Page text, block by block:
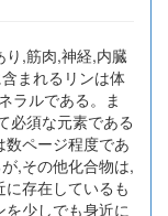
り,筋肉,神経,内臓
まれるリンは体
ラルである。ま
必須な元素である
ページ程度であ
,その他化合物は,
存在しているも
少しでも身近に